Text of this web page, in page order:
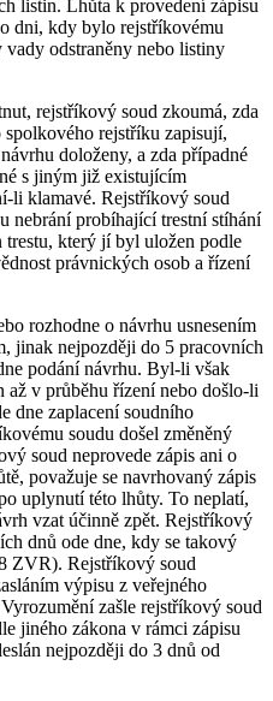
listin. Lhůta k provedení zápisu
dni, kdy bylo rejstříkovému
odstraněny nebo listiny
rejstříkový soud zkoumá, zda
spolkového rejstříku zapisují,
doloženy, a zda případné
s jiným již existujícím
li klamavé. Rejstříkový soud
nebrání probíhající trestní stíhání
který jí byl uložen podle
právnických osob a řízení
rozhodne o návrhu usnesením
jinak nejpozději do 5 pracovních
podání návrhu. Byl-li však
až v průběhu řízení nebo došlo-li
dne zaplacení soudního
soudu došel změněný
soud neprovede zápis ani o
považuje se navrhovaný zápis
uplynutí této lhůty. To neplatí,
vzat účinně zpět. Rejstříkový
dnů ode dne, kdy se takový
ZVR). Rejstříkový soud
výpisu z veřejného
zašle rejstříkový soud
jiného zákona v rámci zápisu
nejpozději do 3 dnů od